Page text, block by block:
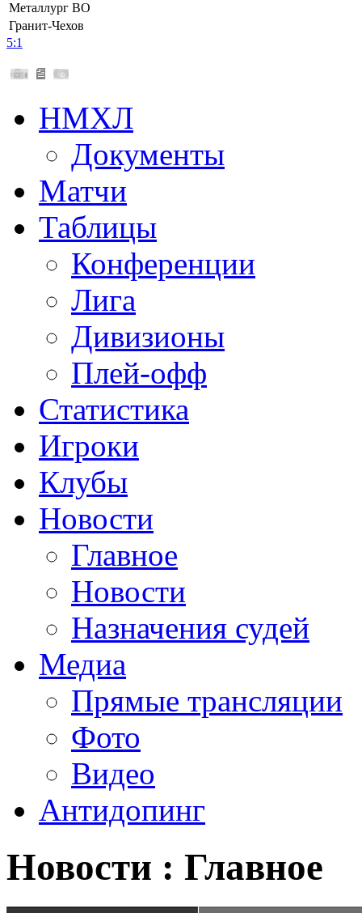
Металлург ВО
Гранит-Чехов
5:1
НМХЛ
Документы
Матчи
Таблицы
Конференции
Лига
Дивизионы
Плей-офф
Статистика
Игроки
Клубы
Новости
Главное
Новости
Назначения судей
Медиа
Прямые трансляции
Фото
Видео
Антидопинг
Новости : Главное